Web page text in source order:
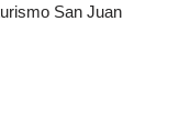
San Juan